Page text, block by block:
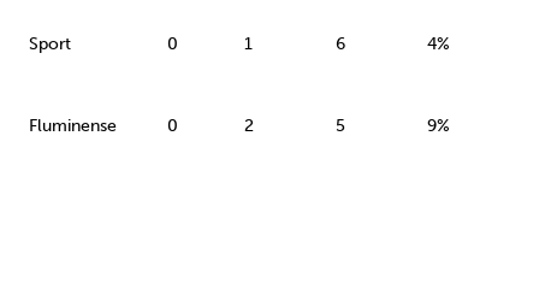
Sport 0 1 6 4%
Fluminense 0 2 5 9%